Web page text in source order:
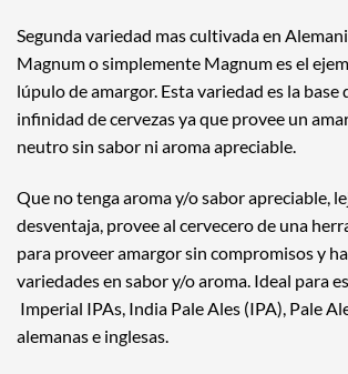
Segunda variedad mas cultivada en
Magnum o simplemente Magnum es el
lúpulo de amargor. Esta variedad es la base
infinidad de cervezas ya que provee un
neutro sin sabor ni aroma apreciable.
Que no tenga aroma y/o sabor apreciable,
desventaja, provee al cervecero de una
para proveer amargor sin compromisos y
variedades en sabor y/o aroma. Ideal para
Imperial IPAs, India Pale Ales (IPA), Pale
alemanas e inglesas.